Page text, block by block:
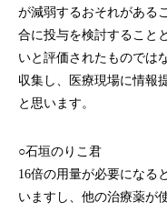
が減弱するおそれがある
合に投与を検討すること
いと評価されたものでは
収集し、医療現場に情報
と思います。
○石垣のりこ君
16倍の用量が必要になる
いますし、他の治療薬が